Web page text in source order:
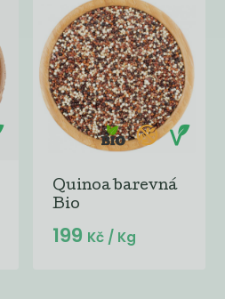
Quinoa barevná
Bio
199 Kč / Kg